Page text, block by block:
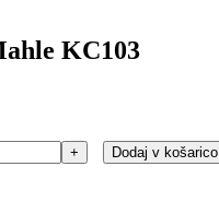
KC103
+ Dodaj v košarico